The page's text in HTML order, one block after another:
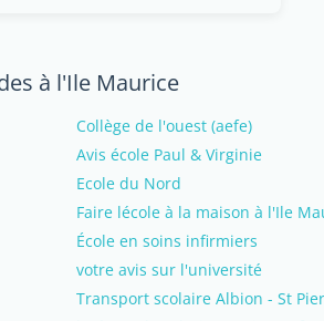
à l'Ile Maurice
Collège de l'ouest (aefe)
Avis école Paul & Virginie
Ecole du Nord
Faire lécole à la maison à l'Ile
École en soins infirmiers
votre avis sur l'université
Transport scolaire Albion - St